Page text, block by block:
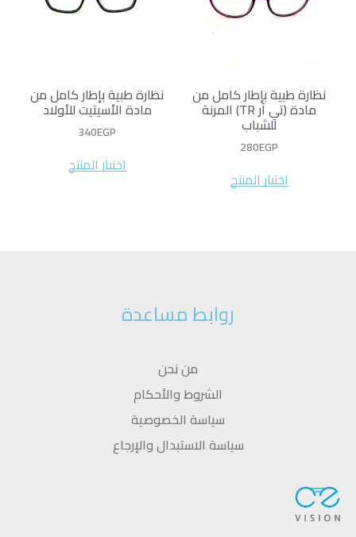
نظارة طبية بإطار كامل من
مادة (تي آر TR) المرنة
للشباب
280EGP
اختيار المنتج
نظارة طبية بإطار كامل من
مادة الأسيتيت للأولاد
340EGP
اختيار المنتج
روابط مساعدة
من نحن
الشروط والأحكام
سياسة الخصوصية
سياسة الاستبدال والإرجاع